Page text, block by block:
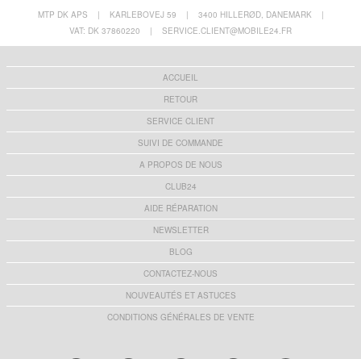
MTP DK APS | KARLEBOVEJ 59 | 3400 HILLERØD, DANEMARK
|
VAT: DK 37860220
| SERVICE.CLIENT@MOBILE24.FR
ACCUEIL
RETOUR
SERVICE CLIENT
SUIVI DE COMMANDE
A PROPOS DE NOUS
CLUB24
AIDE RÉPARATION
NEWSLETTER
BLOG
CONTACTEZ-NOUS
NOUVEAUTÉS ET ASTUCES
CONDITIONS GÉNÉRALES DE VENTE